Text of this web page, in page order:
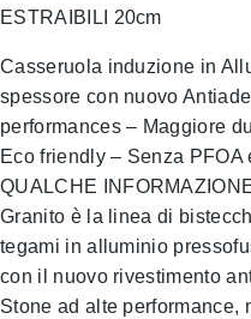
ESTRAIBILI 20cm
Casseruola induzione in
spessore con nuovo
performances – Maggiore
Eco friendly – Senza
QUALCHE
Granito è la linea di
tegami in alluminio
con il nuovo rivestimento
Stone ad alte performance,